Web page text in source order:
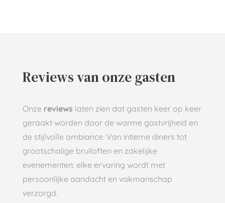
Reviews van onze gasten
Onze reviews laten zien dat gasten keer op keer
geraakt worden door de warme gastvrijheid en
de stijlvolle ambiance. Van intieme diners tot
grootschalige bruiloften en zakelijke
evenementen: elke ervaring wordt met
persoonlijke aandacht en vakmanschap
verzorgd.